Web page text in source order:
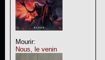
Mourir:
Nous, le venin